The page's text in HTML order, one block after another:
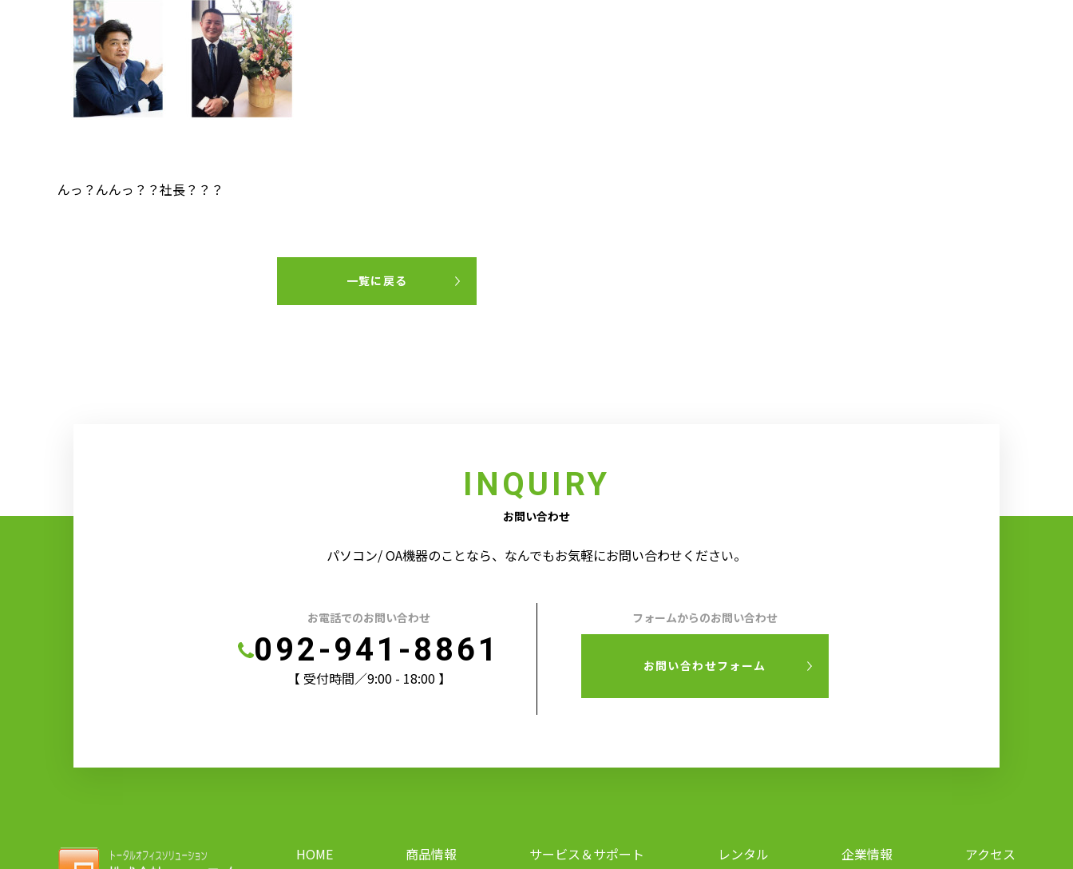
んっ？んんっ？？社長？？？
一覧に戻る
INQUIRY
お問い合わせ
パソコン/ OA機器のことなら、なんでもお気軽にお問い合わせください。
お電話でのお問い合わせ
092-941-8861
【 受付時間／9:00 - 18:00 】
フォームからのお問い合わせ
お問い合わせフォーム
HOME 商品情報 サービス＆サポート レンタル 企業情報 アクセス